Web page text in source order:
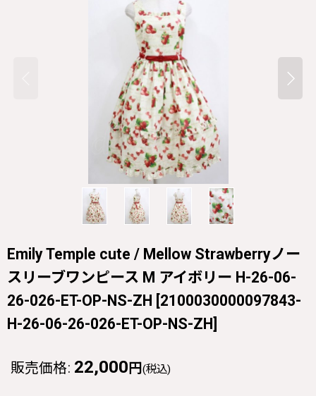
Emily Temple cute / Mellow Strawberryノー
スリーブワンピース M アイボリー H-26-06-
26-026-ET-OP-NS-ZH [2100030000097843-
H-26-06-26-026-ET-OP-NS-ZH]
販売価格: 22,000 円 (税込)